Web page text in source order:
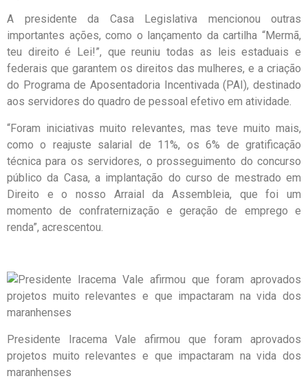
A presidente da Casa Legislativa mencionou outras
importantes ações, como o lançamento da cartilha “Mermã,
teu direito é Lei!”, que reuniu todas as leis estaduais e
federais que garantem os direitos das mulheres, e a criação
do Programa de Aposentadoria Incentivada (PAI), destinado
aos servidores do quadro de pessoal efetivo em atividade.
“Foram iniciativas muito relevantes, mas teve muito mais,
como o reajuste salarial de 11%, os 6% de gratificação
técnica para os servidores, o prosseguimento do concurso
público da Casa, a implantação do curso de mestrado em
Direito e o nosso Arraial da Assembleia, que foi um
momento de confraternização e geração de emprego e
renda”, acrescentou.
Presidente Iracema Vale afirmou que foram aprovados
projetos muito relevantes e que impactaram na vida dos
maranhenses